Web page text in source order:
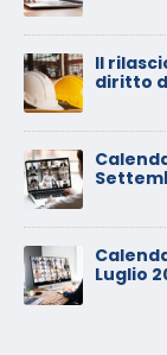
Il
diritto
Luglio